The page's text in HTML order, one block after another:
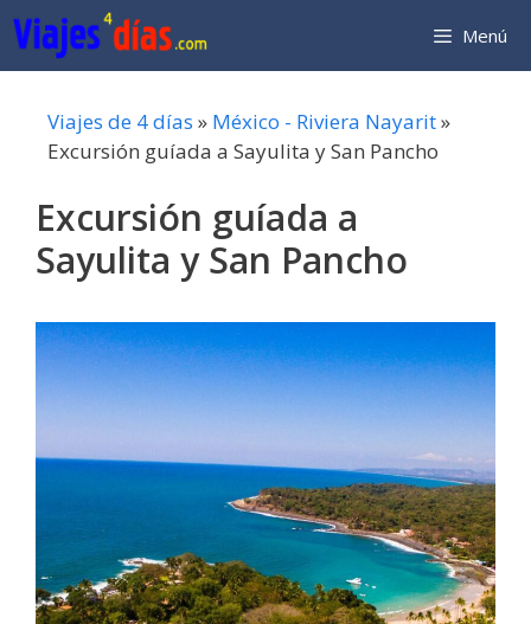
Saltar
al
contenido
Menú
Viajes de 4 días » México - Riviera Nayarit»
Excursión guíada a Sayulita y San Pancho
Excursión guíada a
Sayulita y San Pancho